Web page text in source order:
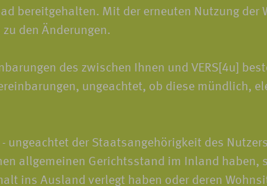
bereitgehalten. Mit der erneuten Nutzung der
den Änderungen.
des zwischen Ihnen und VERS[4u]
ungeachtet, ob diese mündlich,
ungeachtet der Staatsangehörigkeit des
allgemeinen Gerichtsstand im Inland haben,
ins Ausland verlegt haben oder deren